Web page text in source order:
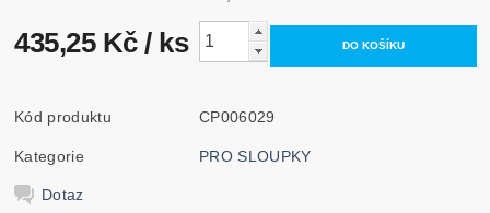
435,25 Kč/ ks
Kód produktu CP006029
Kategorie PRO SLOUPKY
Dotaz